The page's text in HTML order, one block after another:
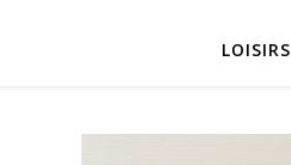
LOISIRS